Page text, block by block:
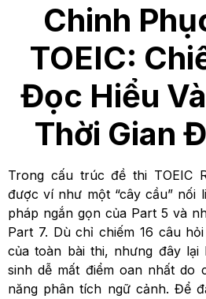
Chinh
TOEIC:
Đọc Hiểu
Thời Gian
Trong cấu trúc đề thi TOEIC
được ví như một “cây cầu” nối
pháp ngắn gọn của Part 5 và
Part 7. Dù chỉ chiếm 16 câu
của toàn bài thi, nhưng đây
sinh dễ mất điểm oan nhất do
năng phân tích ngữ cảnh. Để